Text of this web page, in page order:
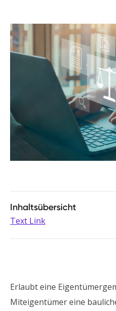
Inhaltsübersicht
Text Link
Erlaubt eine
Miteigentümer eine